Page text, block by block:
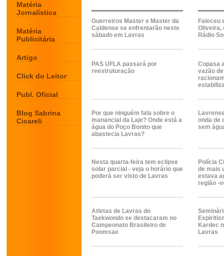
Matéria
Jornalística
Matéria
Publicitária
Artigo
Click do Leitor
Publ. Oficial
Blog Sabrina
Cicareli
Guerreiros Master e Master da
Caldense se enfrentarão neste
sábado em Lavras
Faleceu
Oliveira,
Rádio
PAS UFLA passará por
reestruturação
Copasa
vazão
Por que ninguém fala sobre o
manancial da Laje? Onde está a
água do Poço Bonito que
abastecia Lavras?
onda de
sem
Nesta quarta-feira tem eclipse
solar parcial - veja o horário que
poderá ser visto de Lavras
Polícia
de mais
estava
região -
Atletas de Lavras do
Taekwondo se destacaram no
Campeonato Brasileiro de
Poomsae
Kardec
Lavras